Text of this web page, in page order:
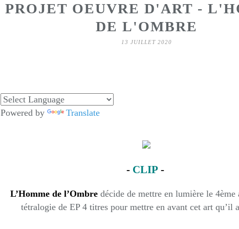
PROJET OEUVRE D'ART -
DE L'OMBRE
13 JUILLET 2020
Powered by Translate
-CLIP-
L’Homme de l’Ombredécide de mettre en lumière le 4ème
tétralogie de EP 4 titres pour mettre en avant cet art qu’il